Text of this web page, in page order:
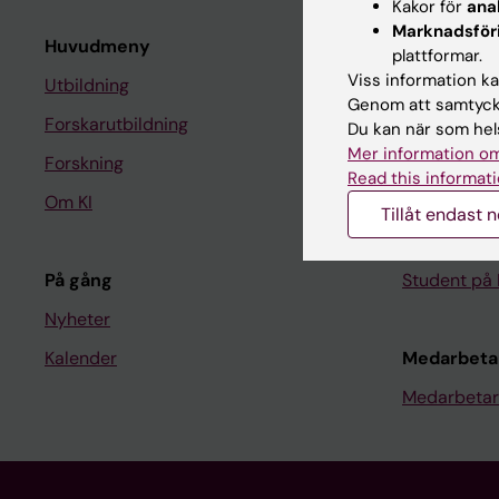
Huvudmeny
Utbildning
Forskarutbildning
Forskning
Om KI
På gång
Nyheter
Kalender
Student
Ladok
Canvas
Schema
Kurs- och
Student på
Kakor för
plattformar.
Viss information
Genom att
Du kan när som
Mer information
Read this
Tillåt endast